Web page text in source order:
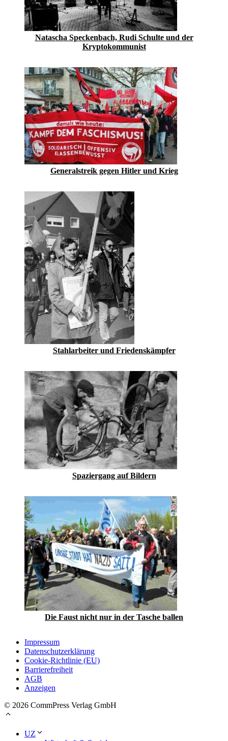
Natascha Speckenbach, Rudi Schulte und der
Kryptokommunist
Generalstreik gegen Hitler und Krieg
Stahlarbeiter und Friedenskämpfer
Spaziergang auf Bildern
Die Faust nicht nur in der Tasche ballen
Impressum
Datenschutzerklärung
Cookie-Richtlinie (EU)
Barrierefreiheit
AGB
Anzeigen
© 2026 CommPress Verlag GmbH
UZ